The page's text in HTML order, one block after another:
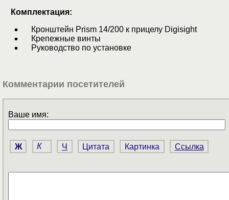
Комплектация:
Кронштейн Prism 14/200 к прицелу Digisight
Крепежные винты
Руководство по установке
Комментарии посетителей
Ваше имя:
Ж К Ч Цитата Картинка Ссылка